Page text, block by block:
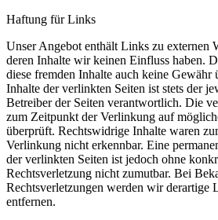
Haftung für Links
Unser Angebot enthält Links zu externen
deren Inhalte wir keinen Einfluss haben.
diese fremden Inhalte auch keine Gewähr
Inhalte der verlinkten Seiten ist stets der
Betreiber der Seiten verantwortlich. Die
zum Zeitpunkt der Verlinkung auf
überprüft. Rechtswidrige Inhalte waren
Verlinkung nicht erkennbar. Eine
der verlinkten Seiten ist jedoch ohne
Rechtsverletzung nicht zumutbar. Bei
Rechtsverletzungen werden wir derartige
entfernen.